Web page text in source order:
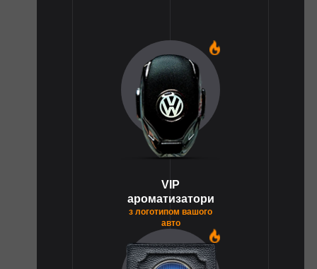
VIP
ароматизатори
з логотипом вашого
авто